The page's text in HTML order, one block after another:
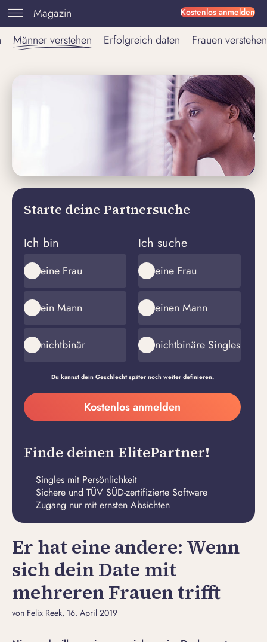
Kostenlos anmelden
Magazin
Männer verstehen Erfolgreich daten Frauen verstehen
Starte deine Partnersuche
Ich bin
eine Frau
ein Mann
nichtbinär
Ich suche
eine Frau
einen Mann
nichtbinäre Singles
Du kannst dein Geschlecht später noch weiter definieren.
Meine
E-
Adresse
erstellen
Kostenlos anmelden
Finde deinen ElitePartner!
Singles mit Persönlichkeit
Sichere und TÜV SÜD-zertifizierte Software
Zugang nur mit ernsten Absichten
Er hat eine andere: Wenn
sich dein Date mit
mehreren Frauen trifft
von Felix Reek, 16. April 2019